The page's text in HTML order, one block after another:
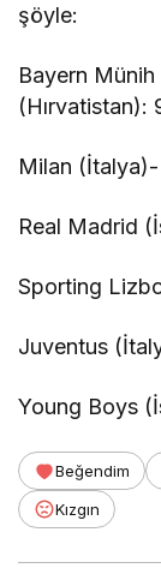
şöyle:
Bayern
(Hırvatistan):
Milan
Real Madrid
Sporting
Juventus
Young Boys
Beğendim
Kızgın